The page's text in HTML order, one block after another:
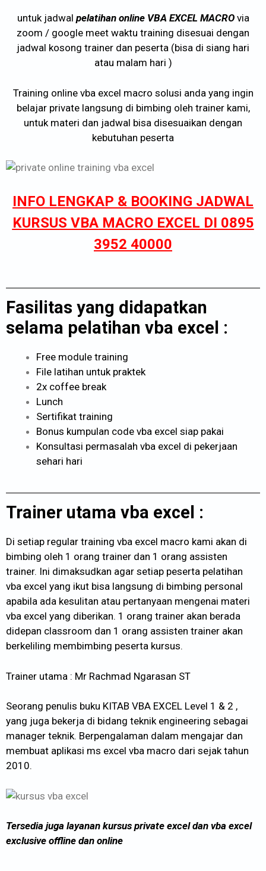
untuk jadwal pelatihan online VBA EXCEL MACROvia
zoom / google meet waktu training disesuai dengan
jadwal kosong trainer dan peserta (bisa di siang hari
atau malam hari )
Training online vba excel macro solusi anda yang ingin
belajar private langsung di bimbing oleh trainer kami,
untuk materi dan jadwal bisa disesuaikan dengan
kebutuhan peserta
INFO LENGKAP & BOOKING JADWAL
KURSUS VBA MACRO EXCEL DI 0895
3952 40000
Fasilitas yang didapatkan
selama pelatihan vba excel :
Free module training
File latihan untuk praktek
2x coffee break
Lunch
Sertifikat training
Bonus kumpulan code vba excel siap pakai
Konsultasi permasalah vba excel di pekerjaan
sehari hari
Trainer utama vba excel :
Di setiap regular training vba excel macro kami akan di
bimbing oleh 1 orang trainer dan 1 orang assisten
trainer. Ini dimaksudkan agar setiap peserta pelatihan
vba excel yang ikut bisa langsung di bimbing personal
apabila ada kesulitan atau pertanyaan mengenai materi
vba excel yang diberikan. 1 orang trainer akan berada
didepan classroom dan 1 orang assisten trainer akan
berkeliling membimbing peserta kursus.
Trainer utama : Mr Rachmad Ngarasan ST
Seorang penulis buku KITAB VBA EXCEL Level 1 & 2 ,
yang juga bekerja di bidang teknik engineering sebagai
manager teknik. Berpengalaman dalam mengajar dan
membuat aplikasi ms excel vba macro dari sejak tahun
2010.
Tersedia juga layanan kursus private excel dan vba excel
exclusive offline dan online